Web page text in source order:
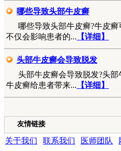
哪些导致头部牛皮癣
哪些导致头部牛皮癣?牛皮
不仅会影响患者的... 【详细】
头部牛皮癣会导致脱发
头部牛皮癣会导致脱发?头
牛皮癣给患者带来... 【详细】
友情链接
关于我们 联系我们 医师团队